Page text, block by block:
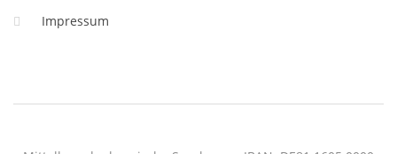
Impressum